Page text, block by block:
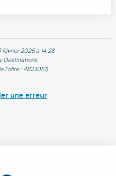
février 2026 à 14:28
Destinations
l'offre : 4823051)
une erreur